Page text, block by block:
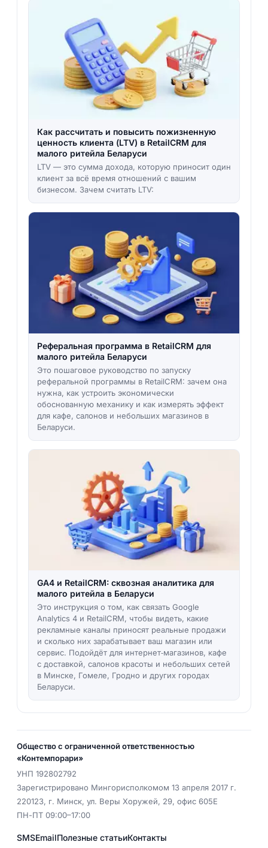
Как рассчитать и повысить пожизненную
ценность клиента (LTV) в RetailCRM для
малого ритейла Беларуси
LTV — это сумма дохода, которую приносит один
клиент за всё время отношений с вашим
бизнесом. Зачем считать LTV:
Реферальная программа в RetailCRM для
малого ритейла Беларуси
Это пошаговое руководство по запуску
реферальной программы в RetailCRM: зачем она
нужна, как устроить экономически
обоснованную механику и как измерять эффект
для кафе, салонов и небольших магазинов в
Беларуси.
GA4 и RetailCRM: сквозная аналитика для
малого ритейла в Беларуси
Это инструкция о том, как связать Google
Analytics 4 и RetailCRM, чтобы видеть, какие
рекламные каналы приносят реальные продажи
и сколько них зарабатывает ваш магазин или
сервис. Подойдёт для интернет‑магазинов, кафе
с доставкой, салонов красоты и небольших сетей
в Минске, Гомеле, Гродно и других городах
Беларуси.
Общество с ограниченной ответственностью
«Контемпорари»
УНП 192802792
Зарегистрировано Мингорисполкомом 13 апреля 2017 г.
220123, г. Минск, ул. Веры Хоружей, 29, офис 605Е
ПН-ПТ 09:00–17:00
SMSEmailПолезные статьиКонтакты